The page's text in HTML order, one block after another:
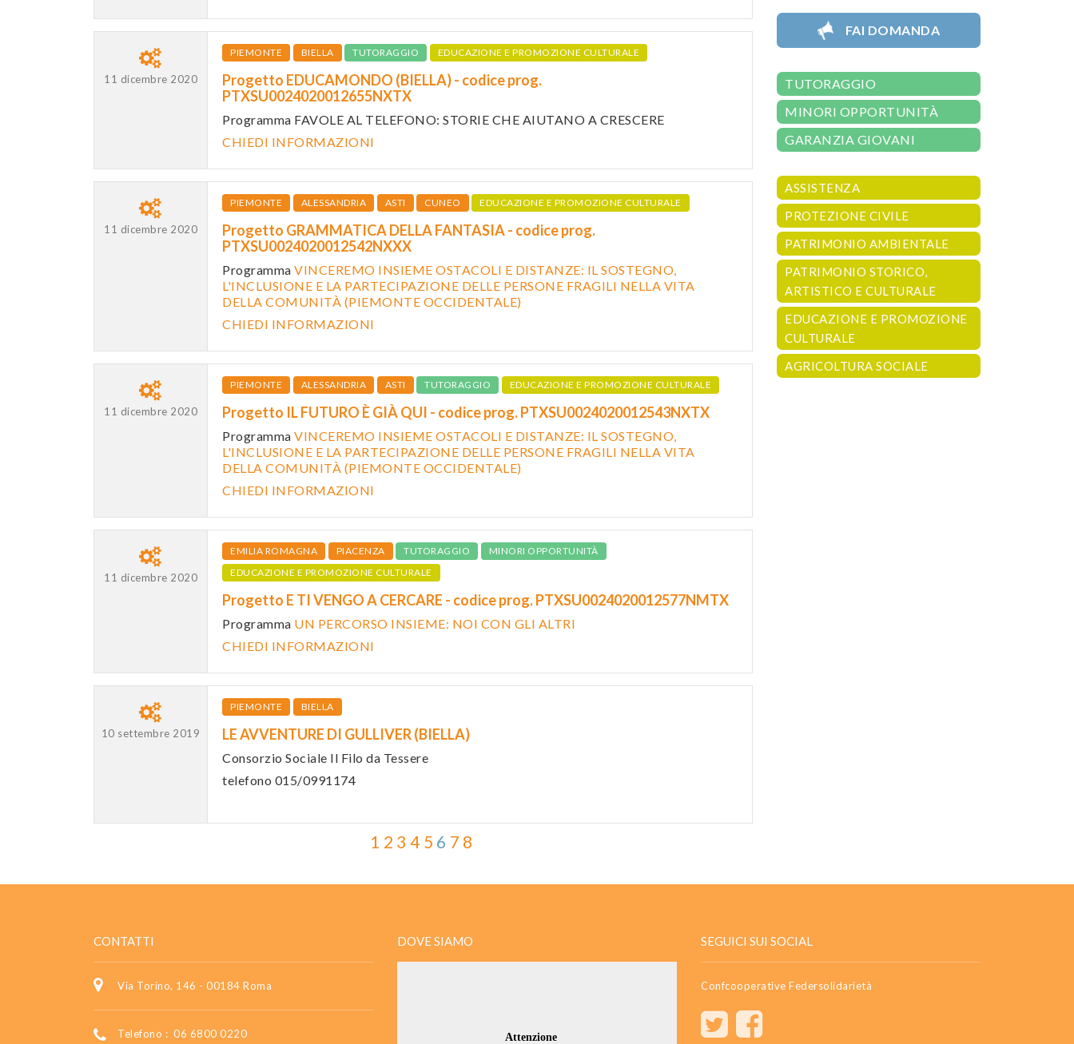
11 dicembre 2020
PIEMONTE BIELLA TUTORAGGIO EDUCAZIONE E PROMOZIONE CULTURALE
Progetto EDUCAMONDO (BIELLA) - codice prog.
PTXSU0024020012655NXTX
Programma FAVOLE AL TELEFONO: STORIE CHE AIUTANO A CRESCERE
CHIEDI INFORMAZIONI
11 dicembre 2020
PIEMONTE ALESSANDRIA ASTI CUNEO EDUCAZIONE E PROMOZIONE CULTURALE
Progetto GRAMMATICA DELLA FANTASIA - codice prog.
PTXSU0024020012542NXXX
Programma VINCEREMO INSIEME OSTACOLI E DISTANZE: IL SOSTEGNO,
L'INCLUSIONE E LA PARTECIPAZIONE DELLE PERSONE FRAGILI NELLA VITA
DELLA COMUNITÀ (PIEMONTE OCCIDENTALE)
CHIEDI INFORMAZIONI
11 dicembre 2020
PIEMONTE ALESSANDRIA ASTI TUTORAGGIO EDUCAZIONE E PROMOZIONE CULTURALE
Progetto IL FUTURO È GIÀ QUI - codice prog. PTXSU0024020012543NXTX
Programma VINCEREMO INSIEME OSTACOLI E DISTANZE: IL SOSTEGNO,
L'INCLUSIONE E LA PARTECIPAZIONE DELLE PERSONE FRAGILI NELLA VITA
DELLA COMUNITÀ (PIEMONTE OCCIDENTALE)
CHIEDI INFORMAZIONI
11 dicembre 2020
EMILIA ROMAGNA PIACENZA TUTORAGGIO
MINORI OPPORTUNITÀ
EDUCAZIONE E PROMOZIONE CULTURALE
Progetto E TI VENGO A CERCARE - codice prog. PTXSU0024020012577NMTX
Programma UN PERCORSO INSIEME: NOI CON GLI ALTRI
CHIEDI INFORMAZIONI
10 settembre 2019
PIEMONTE BIELLA
LE AVVENTURE DI GULLIVER (BIELLA)
Consorzio Sociale Il Filo da Tessere
telefono 015/0991174
1 2 3 4 5 6 7 8
FAI DOMANDA
TUTORAGGIO
MINORI OPPORTUNITÀ
GARANZIA GIOVANI
ASSISTENZA
PROTEZIONE CIVILE
PATRIMONIO AMBIENTALE
PATRIMONIO STORICO,
ARTISTICO E CULTURALE
EDUCAZIONE E PROMOZIONE
CULTURALE
AGRICOLTURA SOCIALE
CONTATTI
Via Torino, 146 - 00184 Roma
Telefono : 06 6800 0220
DOVE SIAMO SEGUICI SUI SOCIAL
Confcooperative Federsolidarietà